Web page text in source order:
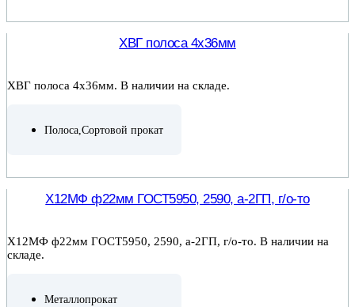
ХВГ полоса 4х36мм
ХВГ полоса 4х36мм. В наличии на складе.
Полоса,Сортовой прокат
Х12МФ ф22мм ГОСТ5950, 2590, а-2ГП, г/о-то
Х12МФ ф22мм ГОСТ5950, 2590, а-2ГП, г/о-то. В наличии на
складе.
Металлопрокат